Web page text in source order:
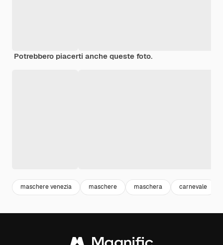
Potrebbero piacerti anche queste foto.
maschere venezia maschere maschera carnevale